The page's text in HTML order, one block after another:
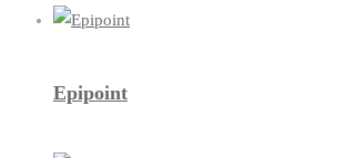
Epipoint